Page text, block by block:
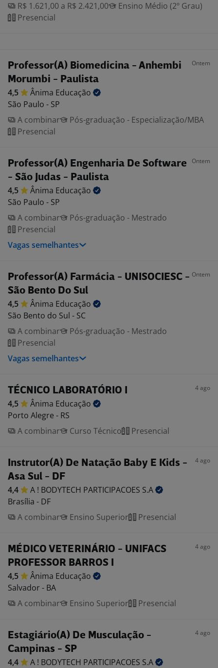
R$ 1.621,00 a R$ 2.421,00
Ensino Médio (2º Grau)
Presencial
Professor(A) Biomedicina - Anhembi
Morumbi - Paulista
Ontem
4,5 Ânima Educação
São Paulo - SP
A combinar
Pós-graduação - Especialização/MBA
Presencial
Professor(A) Engenharia De Software
- São Judas - Paulista
Ontem
4,5 Ânima Educação
São Paulo - SP
A combinar
Pós-graduação - Mestrado
Presencial
Vagas semelhantes
Professor(A) Farmácia - UNISOCIESC -
São Bento Do Sul
Ontem
4,5 Ânima Educação
São Bento do Sul - SC
A combinar
Pós-graduação - Mestrado
Presencial
Vagas semelhantes
TÉCNICO LABORATÓRIO I 4 ago
4,5 Ânima Educação
Porto Alegre - RS
A combinar
Curso Técnico Presencial
Instrutor(A) De Natação Baby E Kids -
Asa Sul - DF
4 ago
4,4 A ! BODYTECH PARTICIPACOES S.A
Brasília - DF
A combinar
Ensino Superior Presencial
MÉDICO VETERINÁRIO - UNIFACS
PROFESSOR BARROS I
4 ago
4,5 Ânima Educação
Salvador - BA
A combinar
Ensino Superior Presencial
Estagiário(A) De Musculação -
Campinas - SP
4 ago
4,4 A ! BODYTECH PARTICIPACOES S.A